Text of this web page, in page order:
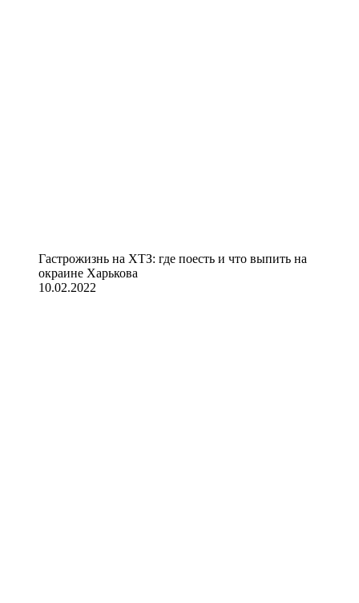
Гастрожизнь на ХТЗ: где поесть и что выпить на
окраине Харькова
10.02.2022